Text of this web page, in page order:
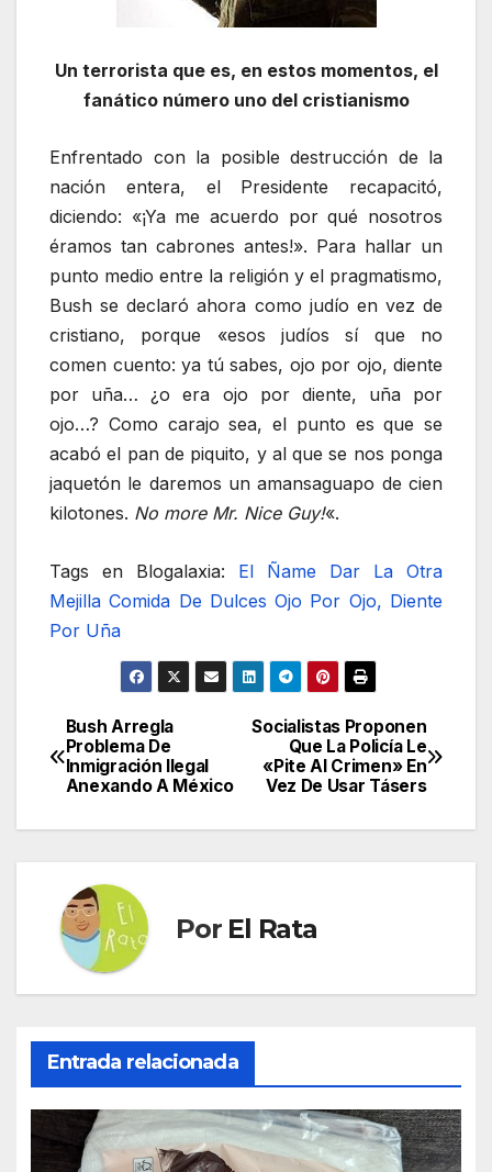
Un terrorista que es, en estos momentos, el
fanático número uno del cristianismo
Enfrentado con la posible destrucción de la
nación entera, el Presidente recapacitó,
diciendo: «¡Ya me acuerdo por qué nosotros
éramos tan cabrones antes!». Para hallar un
punto medio entre la religión y el pragmatismo,
Bush se declaró ahora como judío en vez de
cristiano, porque «esos judíos sí que no
comen cuento: ya tú sabes, ojo por ojo, diente
por uña… ¿o era ojo por diente, uña por
ojo…? Como carajo sea, el punto es que se
acabó el pan de piquito, y al que se nos ponga
jaquetón le daremos un amansaguapo de cien
kilotones. No more Mr. Nice Guy!«.
Tags en Blogalaxia: El Ñame
Dar La Otra
Mejilla Comida De Dulces Ojo Por Ojo, Diente
Por Uña
Navegación
de
entradas
Socialistas Proponen
Que La Policía Le
«Pite Al Crimen» En
Vez De Usar Tásers
Bush Arregla
Problema De
Inmigración Ilegal
Anexando A México
Por El Rata
Entrada relacionada